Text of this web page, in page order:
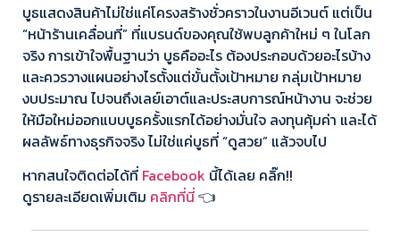
บูธแสดงสินค้าไม่ใช่แค่โครงสร้างชั่วคราวในงานอีเวนต์ แต่เป็น
“หน้าร้านเคลื่อนที่” ที่แบรนด์ของคุณใช้พบลูกค้าใหม่ ๆ ในโลก
จริง การเข้าใจพื้นฐานว่า บูธคืออะไร ต้องประกอบด้วยอะไรบ้าง
และควรวางแผนอย่างไรตั้งแต่ขั้นตั้งเป้าหมาย กลุ่มเป้าหมาย
งบประมาณ ไปจนถึงเลย์เอาต์และประสบการณ์หน้างาน จะช่วย
ให้มือใหม่ออกแบบบูธครั้งแรกได้อย่างมั่นใจ ลงทุนคุ้มค่า และได้
ผลลัพธ์ทางธุรกิจจริง ไม่ใช่แค่บูธที่ “ดูสวย” แล้วจบไป
หากสนใจติดต่อได้ที่ Facebook นี้ได้เลย คลิ๊ก!!
ดูรายละเอียดเพิ่มเติม คลิกที่นี่👈